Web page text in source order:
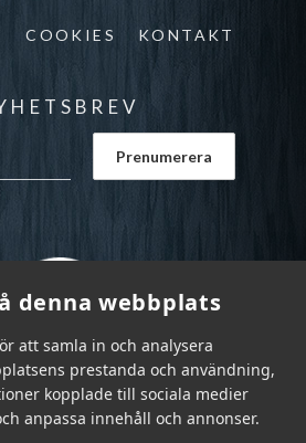
denna webbplats
att samla in och analysera
prestanda och användning,
kopplade till sociala medier
anpassa innehåll och annonser.
COOKIES KONTAKT